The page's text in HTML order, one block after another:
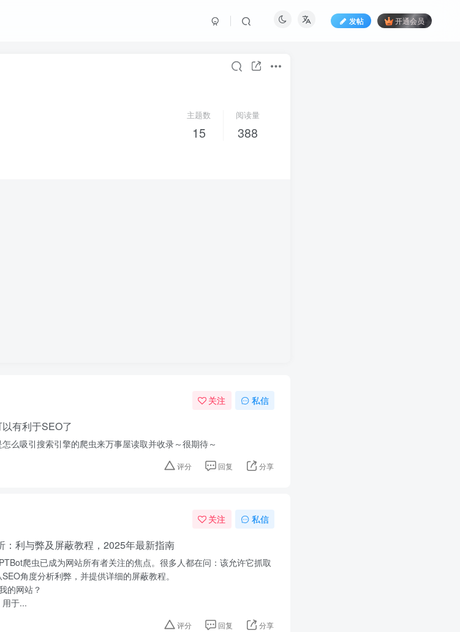
发帖 开通会员
主题数
15
阅读量
388
关注 私信
有利于SEO了
么吸引搜索引擎的爬虫来万事屋读取并收录～很期待～
评分 回复 分享
关注 私信
利与弊及屏蔽教程，2025年最新指南
爬虫已成为网站所有者关注的焦点。很多人都在问：该允许它抓取
角度分析利弊，并提供详细的屏蔽教程。
的网站？
于...
评分 回复 分享